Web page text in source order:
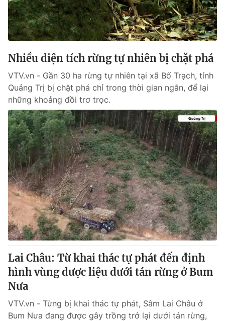
VTV4 Vươn mình bằng AI
VTV9 VTV8
Liên hệ tòa soạn English
THỜI BÁO VTV
Theo dõi báo trên
Cơ quan chủ quản:Đài Truyền hình Việt Nam
Cơ quan báo chí:Thời báo VTV
Giấy phép hoạt động báo in và báo điện tử số 483/GP-BTTTT
cấp ngày 29/12/2023
Tổng Biên tập:Vũ Thanh Thủy
Phó Tổng Biên tập: Nguyễn Thị Mỹ Hạnh, Phạm Quốc Thắng,
Nguyễn Trọng Ninh
Tổng đài VTV:
Ðiện thoại Thời báo VTV:
024.66 897 897
Email:toasoan@vtv.vn
Nhiều diện tích rừng tự nhiên bị chặt phá
VTV.vn - Gần 30 ha rừng tự nhiên tại xã Bố Trạch, tỉnh
Quảng Trị bị chặt phá chỉ trong thời gian ngắn, để lại
những khoảng đồi trơ trọc.
Lai Châu: Từ khai thác tự phát đến định
hình vùng dược liệu dưới tán rừng ở Bum
Nưa
VTV.vn - Từng bị khai thác tự phát, Sâm Lai Châu ở
Bum Nưa đang được gây trồng trở lại dưới tán rừng,